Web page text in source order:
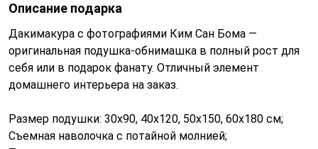
Описание подарка
Дакимакура с фотографиями Ким Сан Бома —
оригинальная подушка-обнимашка в полный рост для
себя или в подарок фанату. Отличный элемент
домашнего интерьера на заказ.
Размер подушки: 30x90, 40x120, 50x150, 60x180 см;
Съемная наволочка с потайной молнией;